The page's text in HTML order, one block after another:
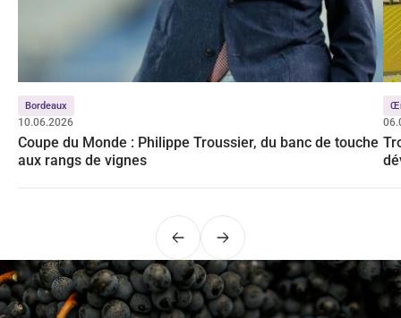
Bordeaux
10.06.2026
Coupe du Monde : Philippe Troussier, du banc de touche
aux rangs de vignes
PrécédentSuivant